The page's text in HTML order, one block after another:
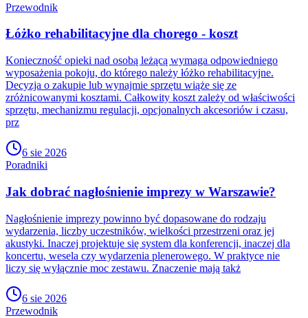
Przewodnik
Łóżko rehabilitacyjne dla chorego - koszt
Konieczność opieki nad osobą leżącą wymaga odpowiedniego
wyposażenia pokoju, do którego należy łóżko rehabilitacyjne.
Decyzja o zakupie lub wynajmie sprzętu wiąże się ze
zróżnicowanymi kosztami. Całkowity koszt zależy od właściwości
sprzętu, mechanizmu regulacji, opcjonalnych akcesoriów i czasu,
prz
6 sie 2026
Poradniki
Jak dobrać nagłośnienie imprezy w Warszawie?
Nagłośnienie imprezy powinno być dopasowane do rodzaju
wydarzenia, liczby uczestników, wielkości przestrzeni oraz jej
akustyki. Inaczej projektuje się system dla konferencji, inaczej dla
koncertu, wesela czy wydarzenia plenerowego. W praktyce nie
liczy się wyłącznie moc zestawu. Znaczenie mają takż
6 sie 2026
Przewodnik